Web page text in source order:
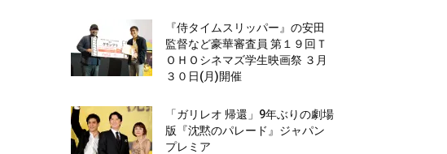
『侍タイムスリッパー』の安田
監督など豪華審査員 第１９回Ｔ
ＯＨＯシネマズ学生映画祭 ３月
３０日(月)開催
「ガリレオ 帰還」9年ぶりの劇場
版『沈黙のパレード』ジャパン
プレミア